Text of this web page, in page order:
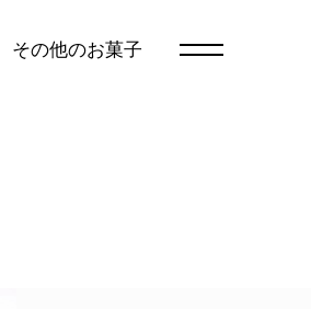
その他のお菓子